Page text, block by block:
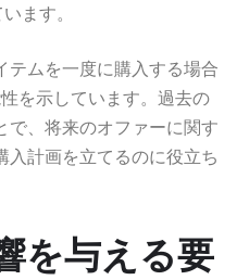
ます。
テムを一度に購入する場合
を示しています。過去の
で、将来のオファーに関す
入計画を立てるのに役立ち
を与える要